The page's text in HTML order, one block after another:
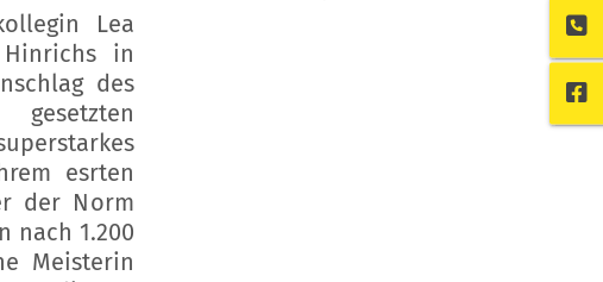
Lea
in
des
esrten
der Norm
nach 1.200
Meisterin